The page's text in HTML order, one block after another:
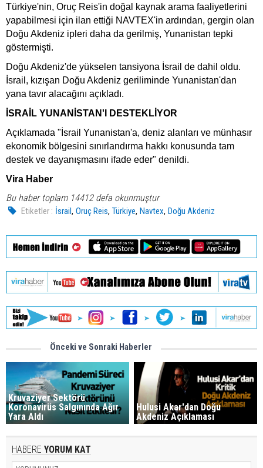
Türkiye'nin, Oruç Reis'in doğal kaynak arama faaliyetlerini
yapabilmesi için ilan ettiği NAVTEX'in ardından, gergin olan
Doğu Akdeniz ipleri daha da gerilmiş, Yunanistan tepki
göstermişti.
Doğu Akdeniz'de yükselen tansiyona İsrail de dahil oldu.
İsrail, kızışan Doğu Akdeniz geriliminde Yunanistan'dan
yana tavır alacağını açıkladı.
İSRAİL YUNANİSTAN'I DESTEKLİYOR
Açıklamada "İsrail Yunanistan'a, deniz alanları ve münhasır
ekonomik bölgesini sınırlandırma hakkı konusunda tam
destek ve dayanışmasını ifade eder" denildi.
Vira Haber
Bu haber toplam 14412 defa okunmuştur
Etiketler : İsrail,Oruç Reis,Türkiye,Navtex,Doğu Akdeniz
Önceki ve Sonraki Haberler
Kruvaziyer Sektörü
Koronavirüs Salgınında Ağır
Yara Aldı
Hulusi Akar'dan Doğu
Akdeniz Açıklaması
HABERE YORUM KAT